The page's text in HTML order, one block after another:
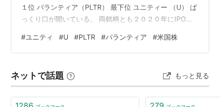
１位 パランティア（PLTR） 最下位 ユニティー （U） ぱ
っくり口が開いている。 両銘柄とも２０２０年にIPOし
S&P500、NASDAQ100に採用され大きくはねました。
米国政府との契約拡大やAIブームなどすべてうまくいっ
にCEO交替してます。 そろそろ成長してください。早く
黒字体質になってほしい。 …
#ユニティ #U #PLTR #パランティア #米国株
ネットで話題 もっと見る